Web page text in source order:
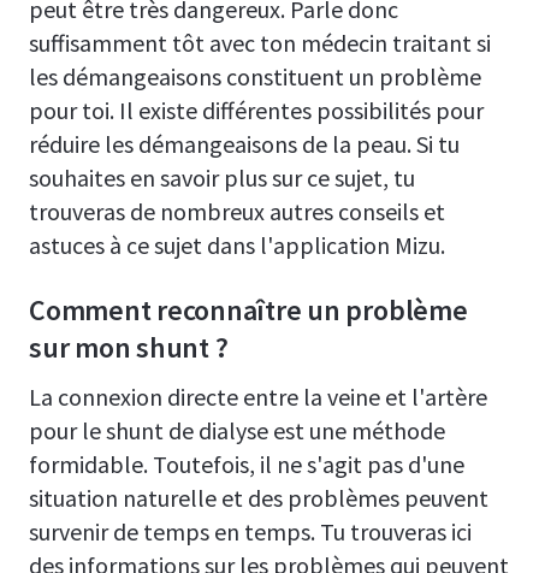
peut être très dangereux. Parle donc
suffisamment tôt avec ton médecin traitant si
les démangeaisons constituent un problème
pour toi. Il existe différentes possibilités pour
réduire les démangeaisons de la peau. Si tu
souhaites en savoir plus sur ce sujet, tu
trouveras de nombreux autres conseils et
astuces à ce sujet dans l'application Mizu.
Comment reconnaître un problème
sur mon shunt ?
La connexion directe entre la veine et l'artère
pour le shunt de dialyse est une méthode
formidable. Toutefois, il ne s'agit pas d'une
situation naturelle et des problèmes peuvent
survenir de temps en temps. Tu trouveras ici
des informations sur les problèmes qui peuvent